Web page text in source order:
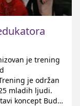
je trening
je održan
mladih ljudi.
koncept Budi